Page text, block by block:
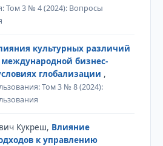
Том 3 № 4 (2024): Вопросы
культурных различий
бизнес-
глобализации ,
Том 3 № 8 (2024):
Кукреш, Влияние
к управлению